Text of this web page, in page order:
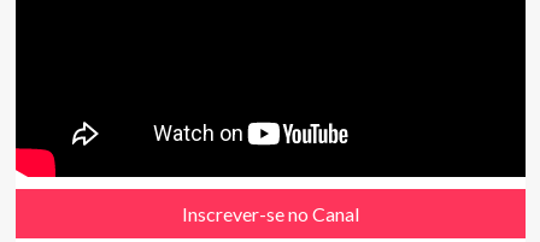
Inscrever-se no Canal